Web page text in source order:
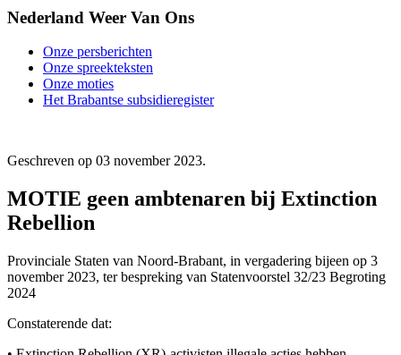
Nederland Weer Van Ons
Onze persberichten
Onze spreekteksten
Onze moties
Het Brabantse subsidieregister
Geschreven op 03 november 2023.
MOTIE geen ambtenaren bij Extinction
Rebellion
Provinciale Staten van Noord-Brabant, in vergadering bijeen op 3
november 2023, ter bespreking van Statenvoorstel 32/23 Begroting
2024
Constaterende dat: